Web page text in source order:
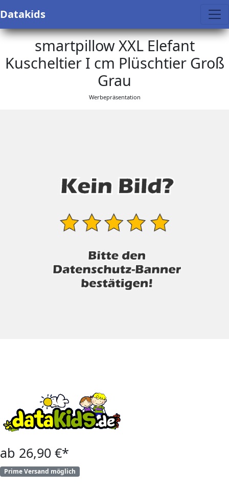
Datakids
smartpillow XXL Elefant
Kuscheltier I cm Plüschtier Groß
Grau
Werbepräsentation
ab 26,90 €*
Prime Versand möglich